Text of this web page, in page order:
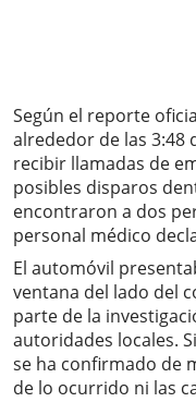
Según el reporte
alrededor de las 3:48
recibir llamadas de
posibles disparos
encontraron a dos
personal médico
El automóvil
ventana del lado del
parte de la
autoridades locales.
se ha confirmado de
de lo ocurrido ni las